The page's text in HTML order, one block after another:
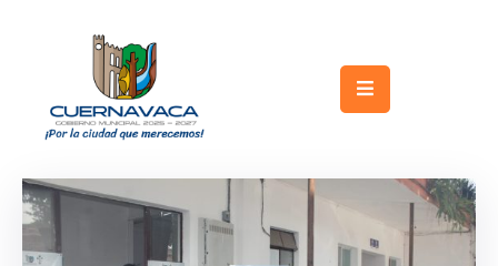
Gobierno
Turismo
Trámites